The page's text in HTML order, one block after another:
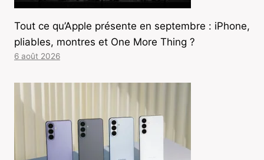
Tout ce qu’Apple présente en septembre : iPhone,
pliables, montres et One More Thing ?
6 août 2026